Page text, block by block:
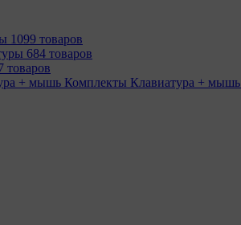
1099 товаров
684 товаров
товаров
Комплекты Клавиатура + мышь